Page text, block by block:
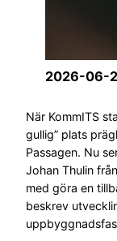
2026-06-
När KommITS
gullig” plats
Passagen. Nu
Johan Thulin
med göra en
beskrev